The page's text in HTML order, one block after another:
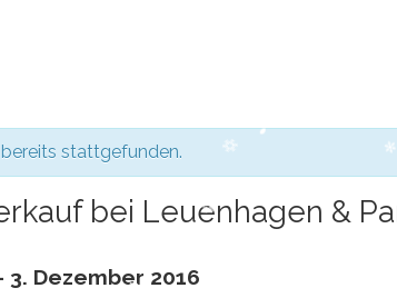
stattgefunden.
bei Leuenhagen &
3. Dezember 2016